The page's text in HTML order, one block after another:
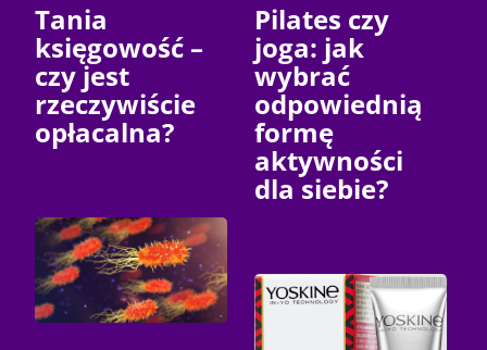
Tania
księgowość –
czy jest
rzeczywiście
opłacalna?
Pilates czy
joga: jak
wybrać
odpowiednią
formę
aktywności
dla siebie?